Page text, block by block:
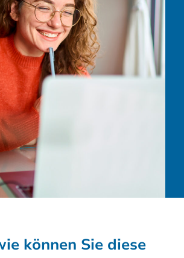
können Sie diese